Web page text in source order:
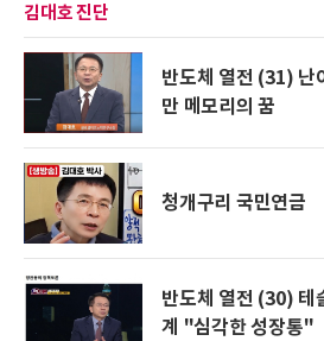
김대호 진단
반도체 열전 (31)
만 메모리의 꿈
청개구리 국민연금
반도체 열전 (30) 테슬라
계 "심각한 성장통"